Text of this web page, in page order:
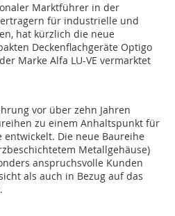
Marktführer in der
für industrielle und
hat kürzlich die neue
Deckenflachgeräte Optigo
Marke Alfa LU-VE vermarktet
vor über zehn Jahren
zu einem Anhaltspunkt für
entwickelt. Die neue Baureihe
Metallgehäuse)
anspruchsvolle Kunden
als auch in Bezug auf das